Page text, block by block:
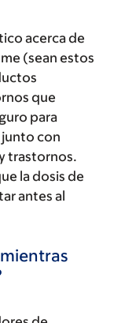
acerca de
(sean estos
que
para
con
trastornos.
la dosis de
antes al